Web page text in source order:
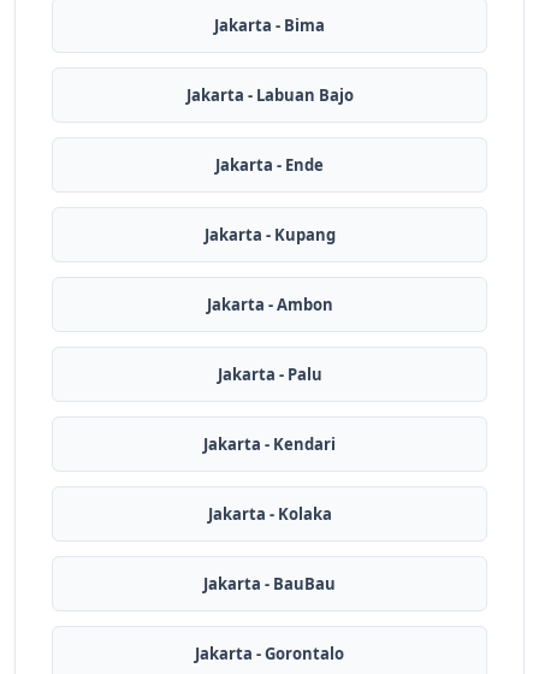
Jakarta - Bima
Jakarta - Labuan Bajo
Jakarta - Ende
Jakarta - Kupang
Jakarta - Ambon
Jakarta - Palu
Jakarta - Kendari
Jakarta - Kolaka
Jakarta - BauBau
Jakarta - Gorontalo